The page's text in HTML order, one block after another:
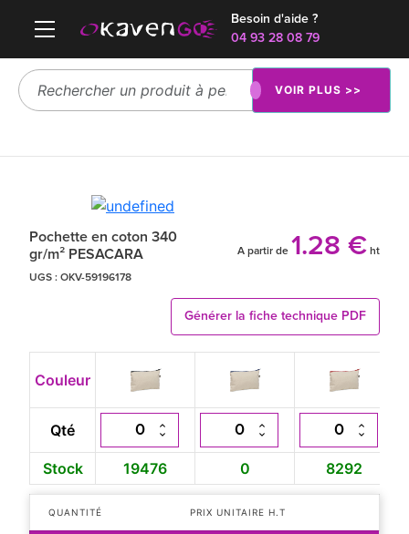
Besoin d'aide ?
04 93 28 08 79
VOIR PLUS >>
Pochette en coton 340
gr/m² PESACARA
A partir de 1.28 € ht
UGS : OKV-59196178
Générer la fiche technique PDF
Couleur
Qté
Stock 19476 0 8292
QUANTITÉ PRIX UNITAIRE H.T